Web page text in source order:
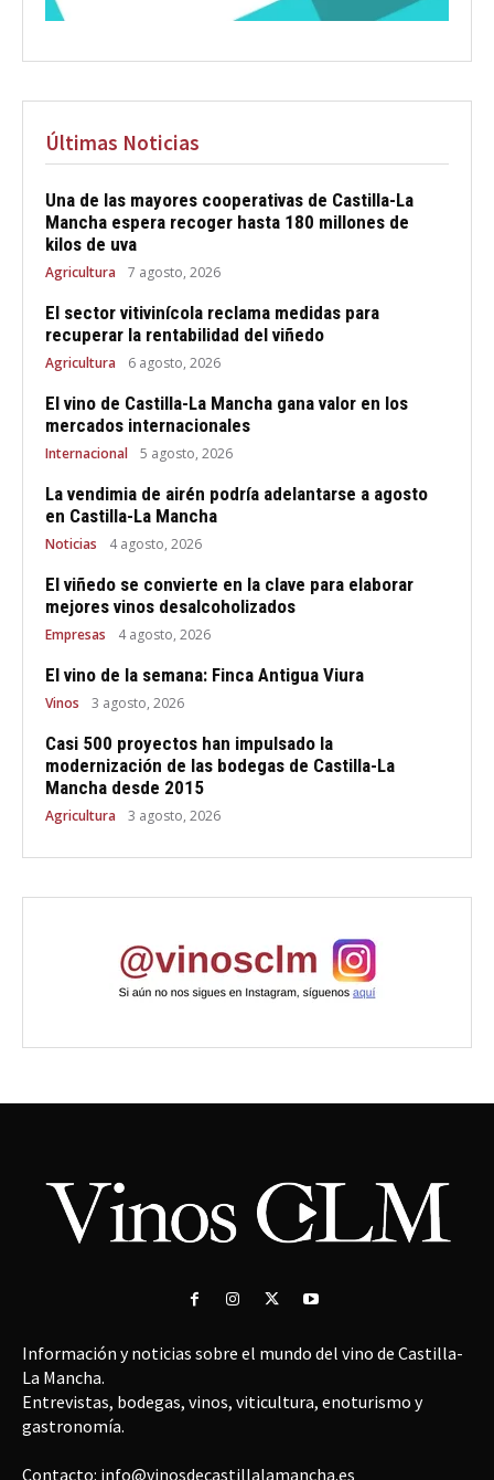
Últimas Noticias
Una de las mayores cooperativas de Castilla-La
Mancha espera recoger hasta 180 millones de
kilos de uva
Agricultura 7 agosto, 2026
El sector vitivinícola reclama medidas para
recuperar la rentabilidad del viñedo
Agricultura 6 agosto, 2026
El vino de Castilla-La Mancha gana valor en los
mercados internacionales
Internacional 5 agosto, 2026
La vendimia de airén podría adelantarse a agosto
en Castilla-La Mancha
Noticias 4 agosto, 2026
El viñedo se convierte en la clave para elaborar
mejores vinos desalcoholizados
Empresas 4 agosto, 2026
El vino de la semana: Finca Antigua Viura
Vinos 3 agosto, 2026
Casi 500 proyectos han impulsado la
modernización de las bodegas de Castilla-La
Mancha desde 2015
Agricultura 3 agosto, 2026
Información y noticias sobre el mundo del vino de Castilla-
La Mancha.
Entrevistas, bodegas, vinos, viticultura, enoturismo y
gastronomía.
Contacto: info@vinosdecastillalamancha.es